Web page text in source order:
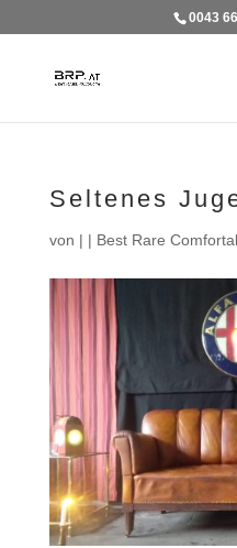
0043
Seltenes
von | | Best Rare